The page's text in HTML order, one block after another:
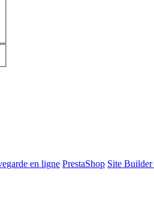
en ligne PrestaShop Site Builder